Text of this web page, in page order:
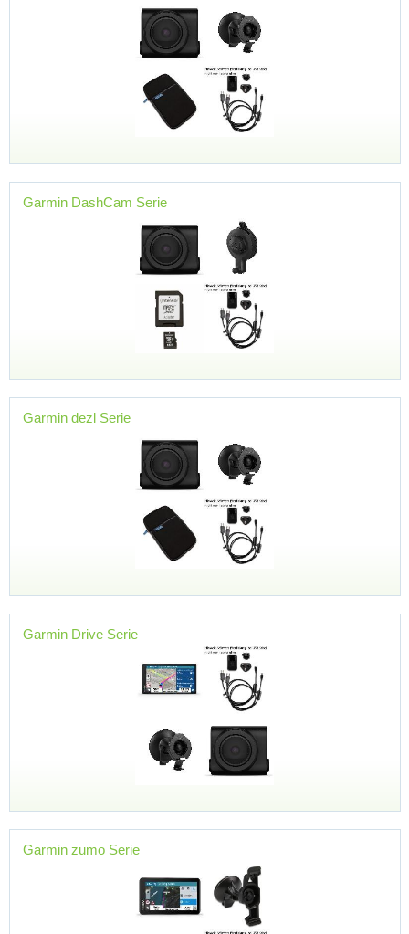
Garmin DashCam Serie
Garmin dezl Serie
Garmin Drive Serie
Garmin zumo Serie